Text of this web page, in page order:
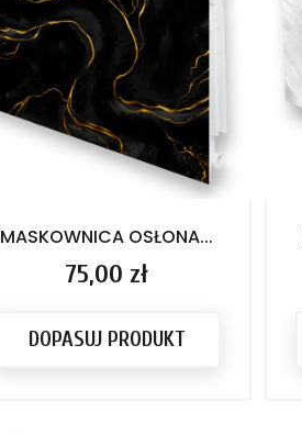
MASKOWNICA OSŁONA...
Cena
75,00 zł
DOPASUJ PRODUKT